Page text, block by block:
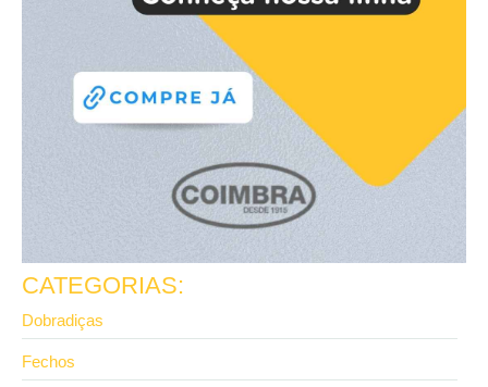
CATEGORIAS:
Dobradiças
Fechos